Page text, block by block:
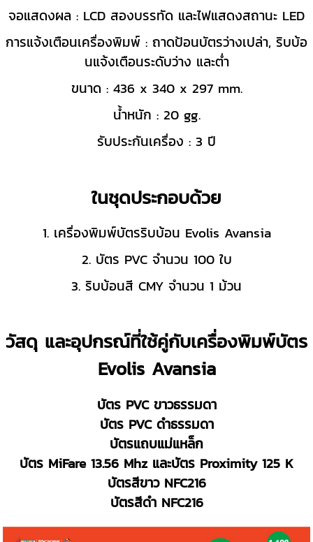
จอแสดงผล : LCD สองบรรทัด และไฟแสดงสถานะ LED
การแจ้งเตือนเครื่องพิมพ์ : ถาดป้อนบัตรว่างเปล่า, ริบบ้อ
นแจ้งเตือนระดับว่าง และต่ำ
ขนาด : 436 x 340 x 297 mm.
น้ำหนัก : 20 gg.
รับประกันเครื่อง : 3 ปี
ในชุดประกอบด้วย
1. เครื่องพิมพ์บัตรริบบ้อน Evolis Avansia
2. บัตร PVC จำนวน 100 ใบ
3. ริบบ้อนสี CMY จำนวน 1 ม้วน
วัสดุ และอุปกรณ์ที่ใช้คู่กับเครื่องพิมพ์บัตร
Evolis Avansia
บัตร PVC ขาวธรรมดา
บัตร PVC ดำธรรมดา
บัตรแถบแม่แหล็ก
บัตร MiFare 13.56 Mhz และบัตร Proximity 125 K
บัตรสีขาว NFC216
บัตรสีดำ NFC216